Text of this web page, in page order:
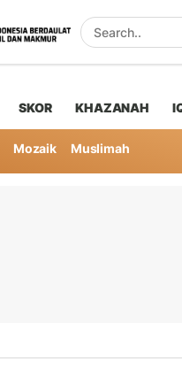
SKOR KHAZANAH
Mozaik Muslimah